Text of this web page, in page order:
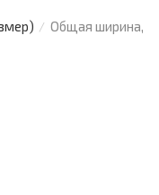
Общая ширина,